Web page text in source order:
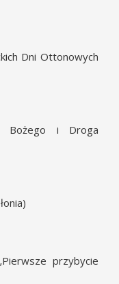
Dni Ottonowych
Bożego i Droga
przybycie